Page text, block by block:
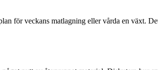
för veckans matlagning eller vårda en växt.